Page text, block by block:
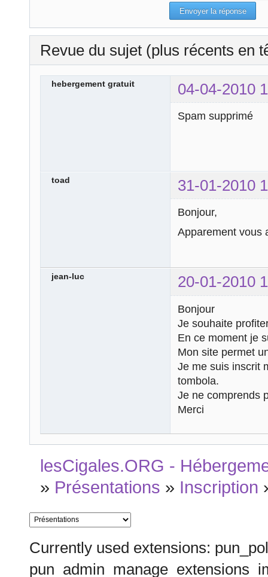
Revue du sujet (plus récents en
hebergement gratuit 04-04-2010
Spam supprimé
toad 31-01-2010
Bonjour,
Apparement vous
jean-luc 20-01-2010
Bonjour
Je souhaite
En ce moment je
Mon site permet
Je me suis inscrit
tombola.
Je ne comprends
Merci
lesCigales.ORG -
» Présentations » Inscription
Currently used extensions: